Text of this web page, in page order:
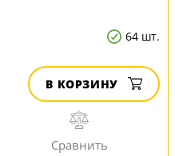
64 шт.
В КОРЗИНУ